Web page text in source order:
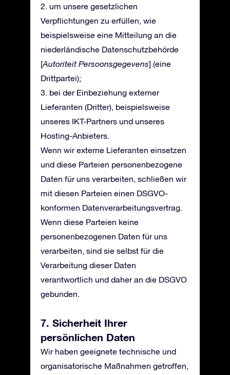
2. um unsere gesetzlichen
Verpflichtungen zu erfüllen, wie
beispielsweise eine Mitteilung an die
niederländische Datenschutzbehörde
[Autoriteit Persoonsgegevens] (eine
Drittpartei);
3. bei der Einbeziehung externer
Lieferanten (Dritter), beispielsweise
unseres IKT-Partners und unseres
Hosting-Anbieters.
Wenn wir externe Lieferanten einsetzen
und diese Parteien personenbezogene
Daten für uns verarbeiten, schließen wir
mit diesen Parteien einen DSGVO-
konformen Datenverarbeitungsvertrag.
Wenn diese Parteien keine
personenbezogenen Daten für uns
verarbeiten, sind sie selbst für die
Verarbeitung dieser Daten
verantwortlich und daher an die DSGVO
gebunden.
7. Sicherheit Ihrer
persönlichen Daten
Wir haben geeignete technische und
organisatorische Maßnahmen getroffen,